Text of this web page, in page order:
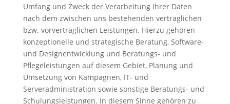
Umfang und Zweck der Verarbeitung Ihrer Daten
nach dem zwischen uns bestehenden vertraglichen
bzw. vorvertraglichen Leistungen. Hierzu gehören
konzeptionelle und strategische Beratung, Software-
und Designentwicklung und Beratungs- und
Pflegeleistungen auf diesem Gebiet, Planung und
Umsetzung von Kampagnen, IT- und
Serveradministration sowie sonstige Beratungs- und
Schulungsleistungen. In diesem Sinne gehören zu